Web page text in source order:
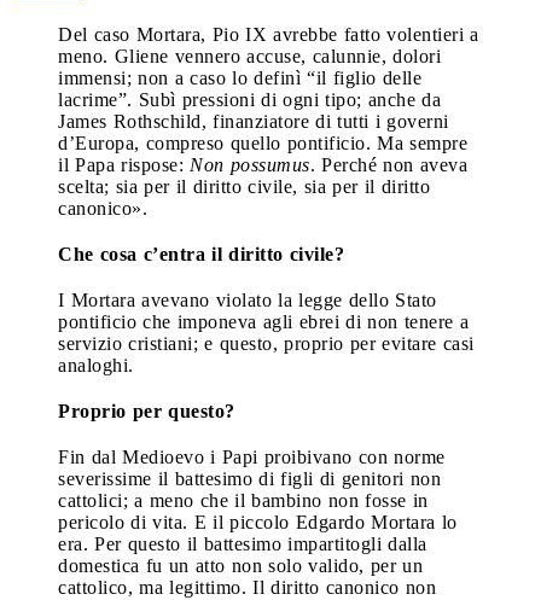
Del caso Mortara, Pio IX avrebbe fatto volentieri a
meno. Gliene vennero accuse, calunnie, dolori
immensi; non a caso lo definì “il figlio delle
lacrime”. Subì pressioni di ogni tipo; anche da
James Rothschild, finanziatore di tutti i governi
d’Europa, compreso quello pontificio. Ma sempre
il Papa rispose: Non possumus. Perché non aveva
scelta; sia per il diritto civile, sia per il diritto
canonico».
Che cosa c’entra il diritto civile?
I Mortara avevano violato la legge dello Stato
pontificio che imponeva agli ebrei di non tenere a
servizio cristiani; e questo, proprio per evitare casi
analoghi.
Proprio per questo?
Fin dal Medioevo i Papi proibivano con norme
severissime il battesimo di figli di genitori non
cattolici; a meno che il bambino non fosse in
pericolo di vita. E il piccolo Edgardo Mortara lo
era. Per questo il battesimo impartitogli dalla
domestica fu un atto non solo valido, per un
cattolico, ma legittimo. Il diritto canonico non